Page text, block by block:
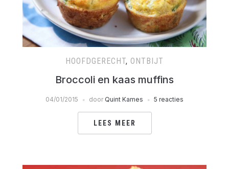
HOOFDGERECHT, ONTBIJT
Broccoli en kaas muffins
04/01/2015 door Quint Kames 5 reacties
LEES MEER